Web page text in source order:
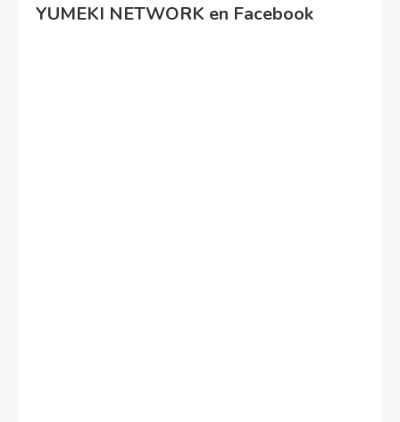
YUMEKI NETWORK en Facebook